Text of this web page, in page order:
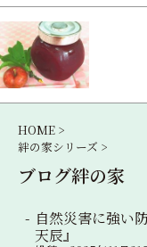
ビ
ゲ
ー
シ
ョ
ン
HOME >
絆の家シリーズ >
ブログ絆の家
自然災害に強い
天辰』